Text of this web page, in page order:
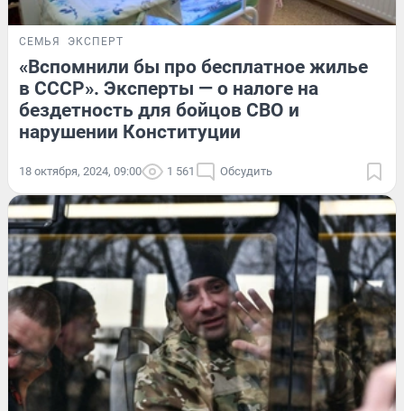
СЕМЬЯ ЭКСПЕРТ
«Вспомнили бы про бесплатное жилье
в СССР». Эксперты — о налоге на
бездетность для бойцов СВО и
нарушении Конституции
18 октября, 2024, 09:00 1 561 Обсудить